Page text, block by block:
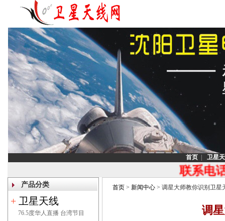
首页| 卫星
公告:沈阳【安装 调试】沈阳卫星电视,
视接收器,韩
联系电
产品分类
+ 卫星天线
76.5度华人直播 台湾节目
首页 > 新闻中心 > 调星大师教你识别卫星
调